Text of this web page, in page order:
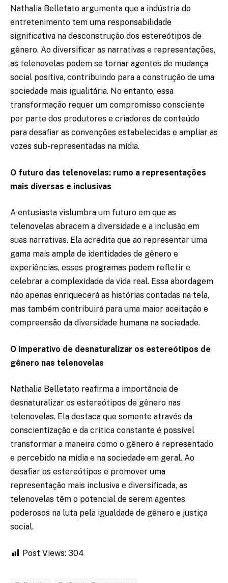
Nathalia Belletato argumenta que a indústria do
entretenimento tem uma responsabilidade
significativa na desconstrução dos estereótipos de
gênero. Ao diversificar as narrativas e representações,
as telenovelas podem se tornar agentes de mudança
social positiva, contribuindo para a construção de uma
sociedade mais igualitária. No entanto, essa
transformação requer um compromisso consciente
por parte dos produtores e criadores de conteúdo
para desafiar as convenções estabelecidas e ampliar as
vozes sub-representadas na mídia.
O futuro das telenovelas: rumo a representações
mais diversas e inclusivas
A entusiasta vislumbra um futuro em que as
telenovelas abracem a diversidade e a inclusão em
suas narrativas. Ela acredita que ao representar uma
gama mais ampla de identidades de gênero e
experiências, esses programas podem refletir e
celebrar a complexidade da vida real. Essa abordagem
não apenas enriquecerá as histórias contadas na tela,
mas também contribuirá para uma maior aceitação e
compreensão da diversidade humana na sociedade.
O imperativo de desnaturalizar os estereótipos de
gênero nas telenovelas
Nathalia Belletato reafirma a importância de
desnaturalizar os estereótipos de gênero nas
telenovelas. Ela destaca que somente através da
conscientização e da crítica constante é possível
transformar a maneira como o gênero é representado
e percebido na mídia e na sociedade em geral. Ao
desafiar os estereótipos e promover uma
representação mais inclusiva e diversificada, as
telenovelas têm o potencial de serem agentes
poderosos na luta pela igualdade de gênero e justiça
social.
Post Views: 304